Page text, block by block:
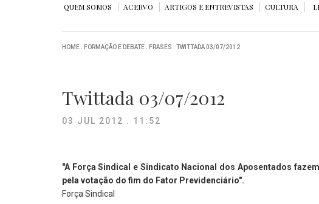
QUEM SOMOS ACERVO ARTIGOS E ENTREVISTAS CULTURA
HOME FORMAÇÃO E DEBATE FRASES TWITTADA 03/07/2012
Twittada 03/07/2012
03 JUL 2012 . 11:52
"A Força Sindical e Sindicato Nacional dos Aposentados
pela votação do fim do Fator Previdenciário".
Força Sindical